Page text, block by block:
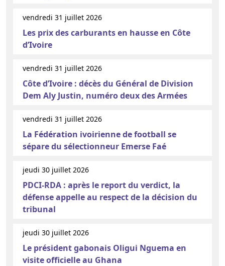
vendredi 31 juillet 2026
Les prix des carburants en hausse en Côte
d’Ivoire
vendredi 31 juillet 2026
Côte d’Ivoire : décès du Général de Division
Dem Aly Justin, numéro deux des Armées
vendredi 31 juillet 2026
La Fédération ivoirienne de football se
sépare du sélectionneur Emerse Faé
jeudi 30 juillet 2026
PDCI-RDA : après le report du verdict, la
défense appelle au respect de la décision du
tribunal
jeudi 30 juillet 2026
Le président gabonais Oligui Nguema en
visite officielle au Ghana